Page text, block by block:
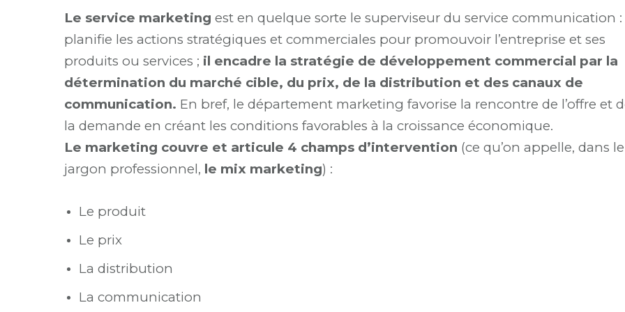
Le service marketing est en quelque sorte le superviseur du service communication :
planifie les actions stratégiques et commerciales pour promouvoir l’entreprise et ses
produits ou services ; il encadre la stratégie de développement commercial par la
détermination du marché cible, du prix, de la distribution et des canaux de
communication. En bref, le département marketing favorise la rencontre de l’offre et
la demande en créant les conditions favorables à la croissance économique.
Le marketing couvre et articule 4 champs d’intervention (ce qu’on appelle, dans le
jargon professionnel, le mix marketing) :
Le produit
Le prix
La distribution
La communication